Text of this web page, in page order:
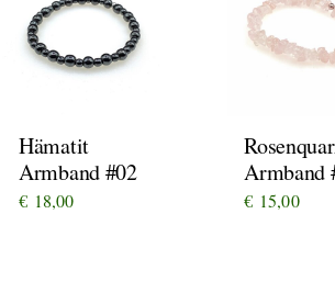
Hämatit
Armband #02
€ 18,00
Armband
€ 15,00